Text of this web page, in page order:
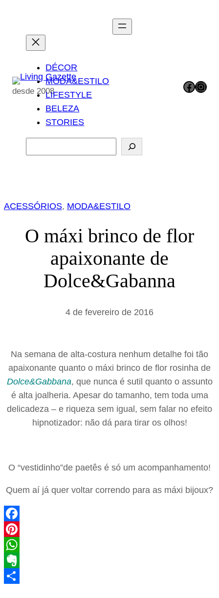
conteúdo
desde 2008
DÉCOR
MODA&ESTILO
LIFESTYLE
BELEZA
STORIES
e
i
a
Facebook Instagram
ACESSÓRIOS, MODA&ESTILO
O máxi brinco de flor
apaixonante de
Dolce&Gabanna
4 de fevereiro de 2016
Na semana de alta-costura nenhum detalhe foi tão
apaixonante quanto o máxi brinco de flor rosinha de
Dolce&Gabbana, que nunca é sutil quanto o assunto
é alta joalheria. Apesar do tamanho, tem toda uma
delicadeza – e riqueza sem igual, sem falar no efeito
hipnotizador: não dá para tirar os olhos!
O “vestidinho”de paetês é só um acompanhamento!
Quem aí já quer voltar correndo para as máxi bijoux?
Facebook
Pinterest
WhatsApp
Evernote